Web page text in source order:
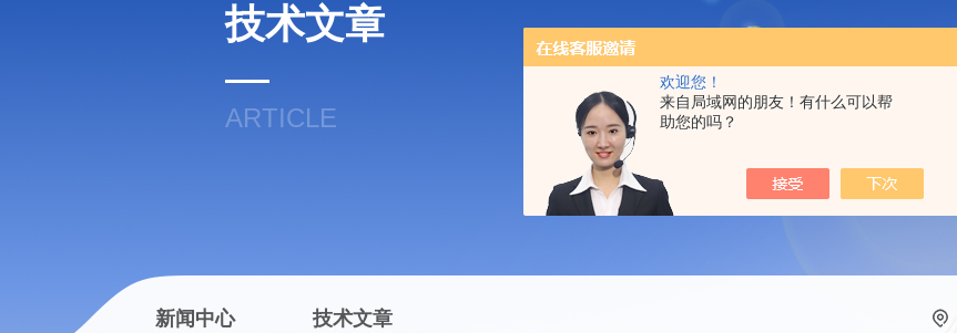
欢迎您！
来自局域网的朋友！有什么可以帮
助您的吗？
技术文章
ARTICLE
新闻中心 技术文章